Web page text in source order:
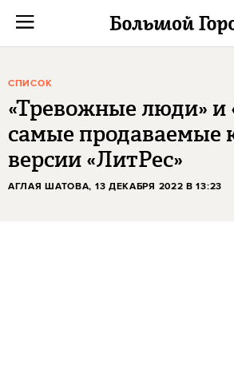
СПИСОК
«Тревожные люди» и
самые продаваемые
версии «ЛитРес»
АГЛАЯ ШАТОВА, 13 ДЕКАБРЯ 2022 В 13:23